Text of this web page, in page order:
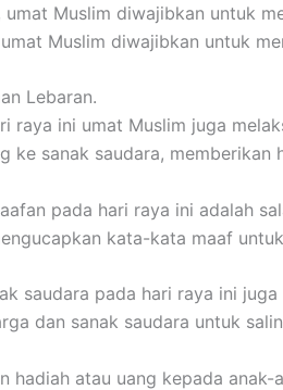
umat Muslim diwajibkan untuk
Muslim diwajibkan untuk
Lebaran.
raya ini umat Muslim juga
ke sanak saudara,
pada hari raya ini adalah
kata-kata maaf
saudara pada hari raya ini
dan sanak saudara untuk
hadiah atau uang kepada